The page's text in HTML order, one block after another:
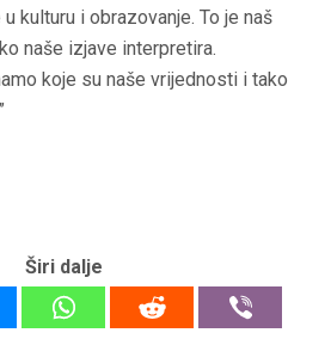
kulturu i obrazovanje. To je naš
naše izjave interpretira.
koje su naše vrijednosti i tako
Širi dalje